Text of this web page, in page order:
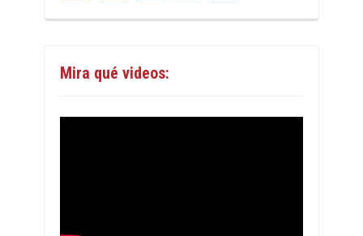
Mira qué videos: